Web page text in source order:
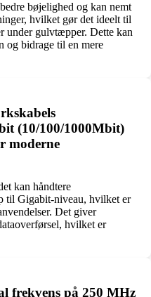
bøjelighed og kan nemt
hvilket gør det ideelt til
under gulvtæpper. Dette kan
og bidrage til en mere
(10/100/1000Mbit)
moderne
kan håndtere
til Gigabit-niveau, hvilket er
Det giver
hvilket er
frekvens på 250 MHz